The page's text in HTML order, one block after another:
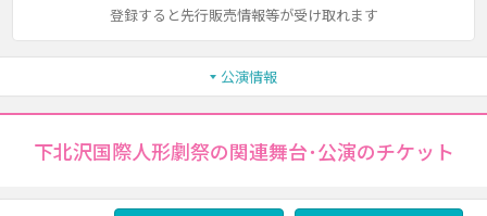
登録すると先行販売情報等が受け取れます
公演情報
下北沢国際人形劇祭の関連舞台･公演のチケット